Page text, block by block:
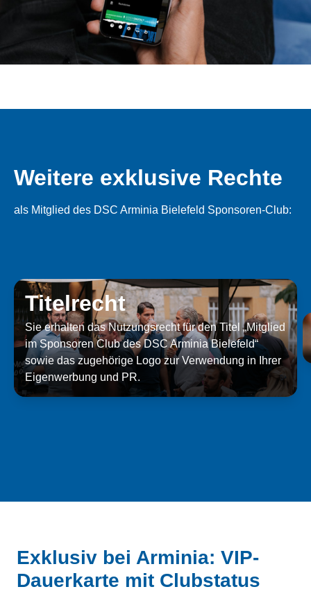
Weitere exklusive Rechte
als Mitglied des DSC Arminia Bielefeld Sponsoren-Club:
Titelrecht
Sie erhalten das Nutzungsrecht für den Titel „Mitglied
im Sponsoren Club des DSC Arminia Bielefeld“
sowie das zugehörige Logo zur Verwendung in Ihrer
Eigenwerbung und PR.
Exklusiv bei Arminia: VIP-
Dauerkarte mit Clubstatus